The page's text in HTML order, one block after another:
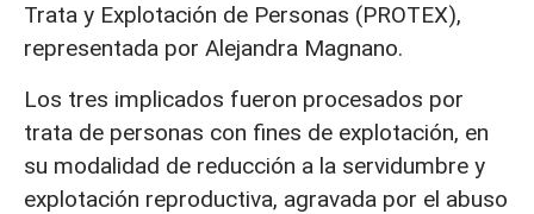
Trata y Explotación de Personas (PROTEX),
representada por Alejandra Magnano.
Los tres implicados fueron procesados por
trata de personas con fines de explotación, en
su modalidad de reducción a la servidumbre y
explotación reproductiva, agravada por el abuso